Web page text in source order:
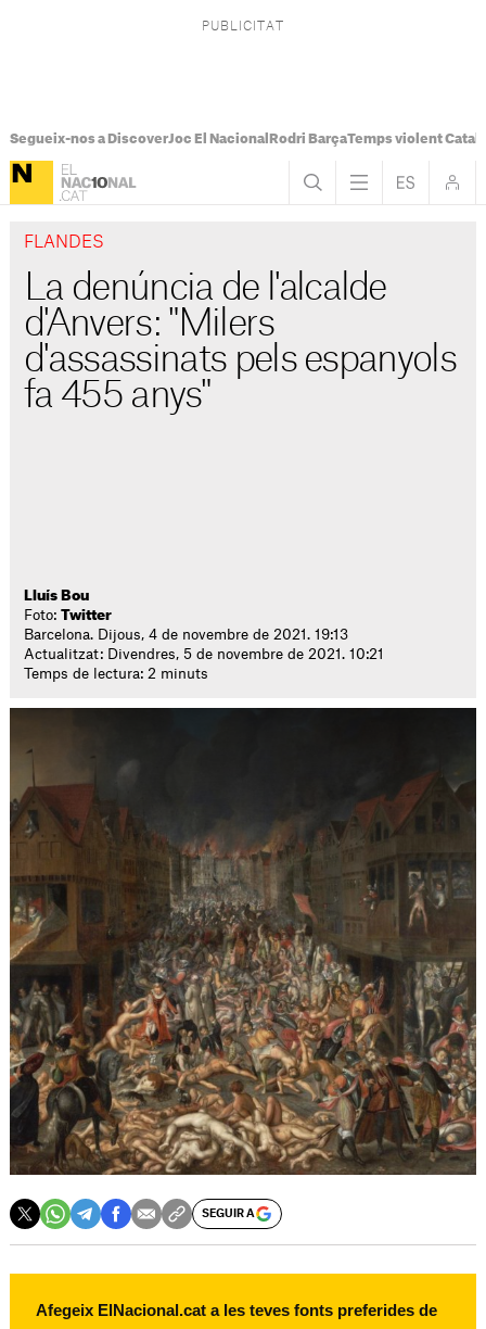
Segueix-nos a DiscoverJoc El Nacional Rodri BarçaTemps violent
FLANDES
La denúncia de l'alcalde
d'Anvers: "Milers
d'assassinats pels espanyols
fa 455 anys"
Lluís Bou
Foto:Twitter
Barcelona. Dijous, 4 de novembre de 2021. 19:13
Actualitzat: Divendres, 5 de novembre de 2021. 10:21
Temps de lectura: 2 minuts
SEGUIR A
Afegeix ElNacional.cat a les teves fonts preferides de